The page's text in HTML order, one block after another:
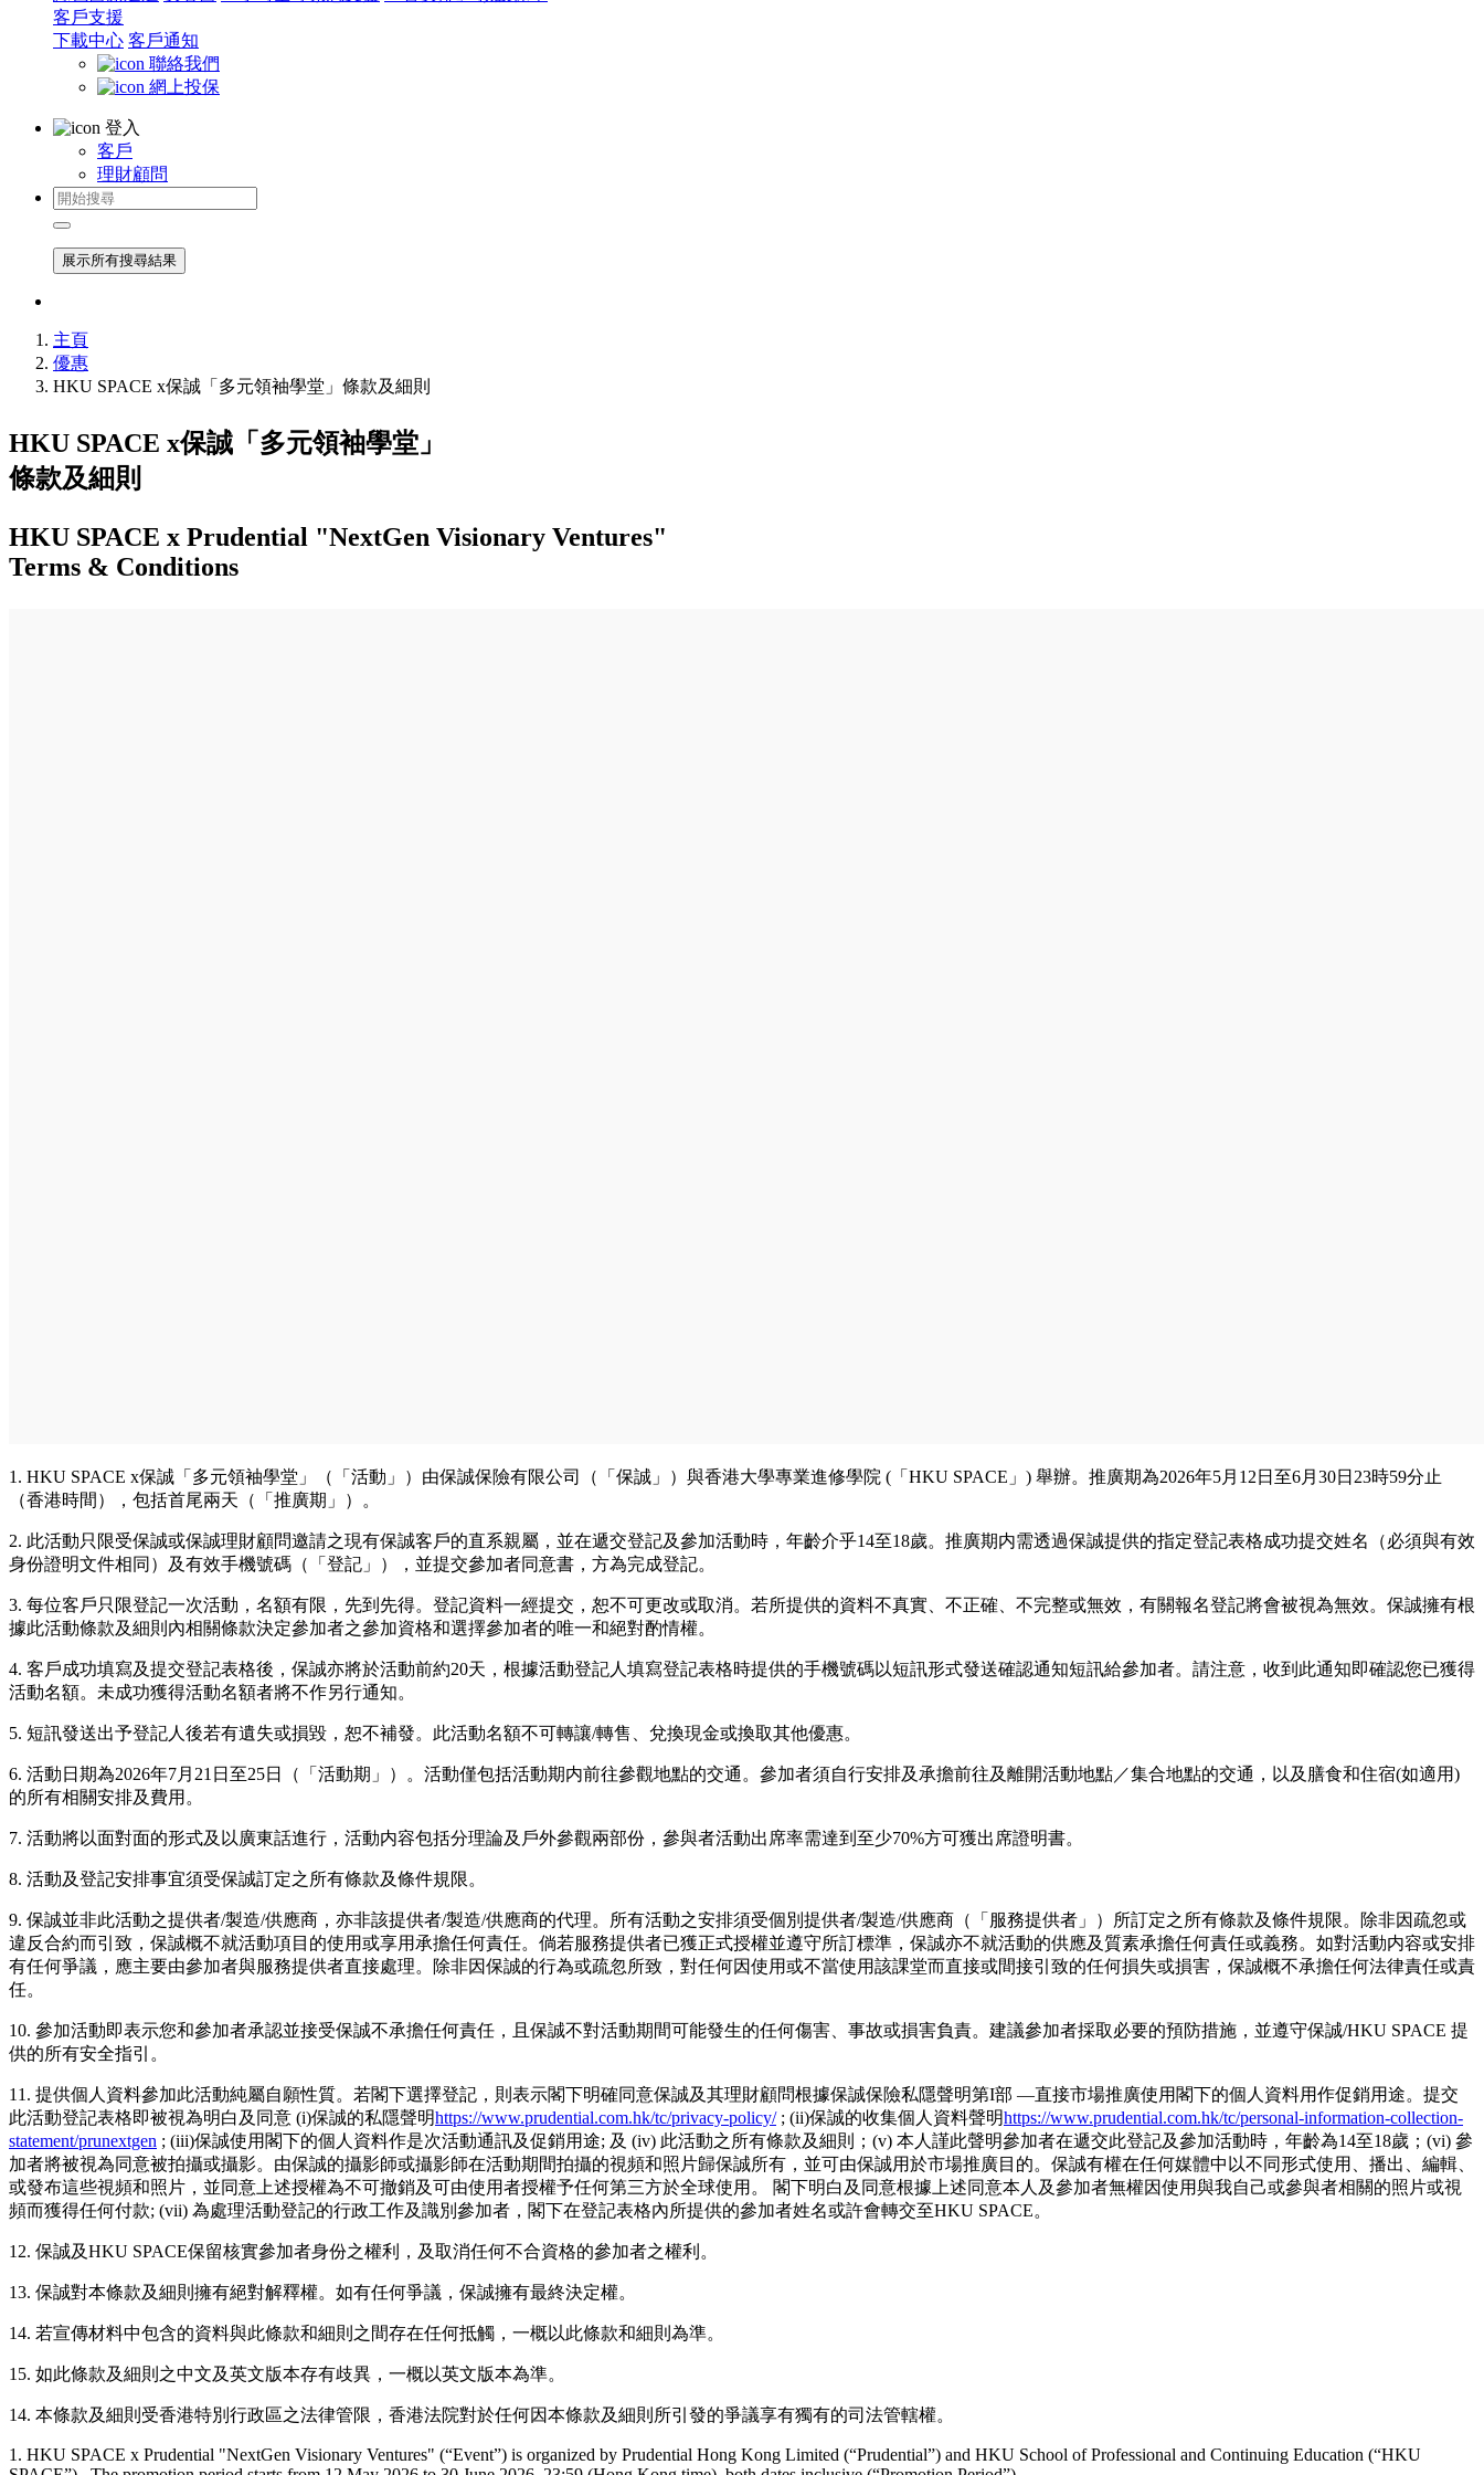
客戶支援
下載中心 客戶通知
聯絡我們
網上投保
登入
客戶
理財顧問
展示所有搜尋結果
主頁
優惠
HKU SPACE x保誠「多元領袖學堂」條款及細則
HKU SPACE x保誠「多元領袖學堂」
條款及細則
HKU SPACE x Prudential "NextGen Visionary Ventures"
Terms & Conditions
1. HKU SPACE x保誠「多元領袖學堂」（「活動」）由保誠保險有限公司（「保誠」）與香港大學專業進修學院 (「HKU SPACE」) 舉辦。推廣期為2026年5月12日至6月30日23時59分止
（香港時間），包括首尾兩天（「推廣期」）。
2. 此活動只限受保誠或保誠理財顧問邀請之現有保誠客戶的直系親屬，並在遞交登記及參加活動時，年齡介乎14至18歲。推廣期内需透過保誠提供的指定登記表格成功提交姓名（必須與有效
身份證明文件相同）及有效手機號碼（「登記」），並提交參加者同意書，方為完成登記。
3. 每位客戶只限登記一次活動，名額有限，先到先得。登記資料一經提交，恕不可更改或取消。若所提供的資料不真實、不正確、不完整或無效，有關報名登記將會被視為無效。保誠擁有根
據此活動條款及細則內相關條款決定參加者之參加資格和選擇參加者的唯一和絕對酌情權。
4. 客戶成功填寫及提交登記表格後，保誠亦將於活動前約20天，根據活動登記人填寫登記表格時提供的手機號碼以短訊形式發送確認通知短訊給參加者。請注意，收到此通知即確認您已獲得
活動名額。未成功獲得活動名額者將不作另行通知。
5. 短訊發送出予登記人後若有遺失或損毀，恕不補發。此活動名額不可轉讓/轉售、兌換現金或換取其他優惠。
6. 活動日期為2026年7月21日至25日（「活動期」）。活動僅包括活動期内前往參觀地點的交通。參加者須自行安排及承擔前往及離開活動地點／集合地點的交通，以及膳食和住宿(如適用)
的所有相關安排及費用。
7. 活動將以面對面的形式及以廣東話進行，活動内容包括分理論及戶外參觀兩部份，參與者活動出席率需達到至少70%方可獲出席證明書。
8. 活動及登記安排事宜須受保誠訂定之所有條款及條件規限。
9. 保誠並非此活動之提供者/製造/供應商，亦非該提供者/製造/供應商的代理。所有活動之安排須受個別提供者/製造/供應商（「服務提供者」）所訂定之所有條款及條件規限。除非因疏忽或
違反合約而引致，保誠概不就活動項目的使用或享用承擔任何責任。倘若服務提供者已獲正式授權並遵守所訂標準，保誠亦不就活動的供應及質素承擔任何責任或義務。如對活動内容或安排
有任何爭議，應主要由參加者與服務提供者直接處理。除非因保誠的行為或疏忽所致，對任何因使用或不當使用該課堂而直接或間接引致的任何損失或損害，保誠概不承擔任何法律責任或責
任。
10. 參加活動即表示您和參加者承認並接受保誠不承擔任何責任，且保誠不對活動期間可能發生的任何傷害、事故或損害負責。建議參加者採取必要的預防措施，並遵守保誠/HKU SPACE 提
供的所有安全指引。
11. 提供個人資料參加此活動純屬自願性質。若閣下選擇登記，則表示閣下明確同意保誠及其理財顧問根據保誠保險私隱聲明第I部 —直接市場推廣使用閣下的個人資料用作促銷用途。提交
此活動登記表格即被視為明白及同意 (i)保誠的私隱聲明https://www.prudential.com.hk/tc/privacy-policy/; (ii)保誠的收集個人資料聲明https://www.prudential.com.hk/tc/personal-information-collection-
statement/prunextgen ; (iii)保誠使用閣下的個人資料作是次活動通訊及促銷用途; 及 (iv) 此活動之所有條款及細則；(v) 本人謹此聲明參加者在遞交此登記及參加活動時，年齡為14至18歲；(vi) 參
加者將被視為同意被拍攝或攝影。由保誠的攝影師或攝影師在活動期間拍攝的視頻和照片歸保誠所有，並可由保誠用於市場推廣目的。保誠有權在任何媒體中以不同形式使用、播出、編輯、
或發布這些視頻和照片，並同意上述授權為不可撤銷及可由使用者授權予任何第三方於全球使用。 閣下明白及同意根據上述同意本人及參加者無權因使用與我自己或參與者相關的照片或視
頻而獲得任何付款; (vii) 為處理活動登記的行政工作及識別參加者，閣下在登記表格內所提供的參加者姓名或許會轉交至HKU SPACE。
12. 保誠及HKU SPACE保留核實參加者身份之權利，及取消任何不合資格的參加者之權利。
13. 保誠對本條款及細則擁有絕對解釋權。如有任何爭議，保誠擁有最終決定權。
14. 若宣傳材料中包含的資料與此條款和細則之間存在任何抵觸，一概以此條款和細則為準。
15. 如此條款及細則之中文及英文版本存有歧異，一概以英文版本為準。
14. 本條款及細則受香港特別行政區之法律管限，香港法院對於任何因本條款及細則所引發的爭議享有獨有的司法管轄權。
1. HKU SPACE x Prudential "NextGen Visionary Ventures" (“Event”) is organized by Prudential Hong Kong Limited (“Prudential”) and HKU School of Professional and Continuing Education (“HKU